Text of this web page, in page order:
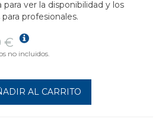
para ver la disponibilidad y los
profesionales.
€
no incluidos.
AL CARRITO